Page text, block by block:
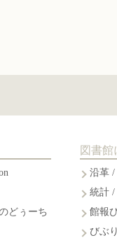
どぅーち
図書館
沿革 /
統計 /
館報
びぶ